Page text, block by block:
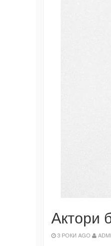
Актори
3 РОКИ AGO